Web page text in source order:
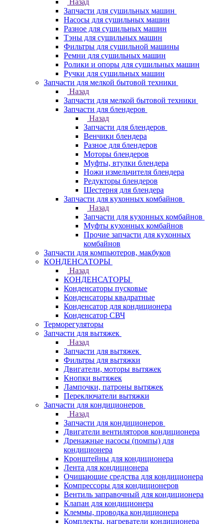
Назад
Запчасти для сушильных машин
Насосы для сушильных машин
Разное для сушильных машин
Тэны для сушильных машин
Фильтры для сушильной машины
Ремни для сушильных машин
Ролики и опоры для сушильных машин
Ручки для сушильных машин
Запчасти для мелкой бытовой техники
Назад
Запчасти для мелкой бытовой техники
Запчасти для блендеров
Назад
Запчасти для блендеров
Венчики блендера
Разное для блендеров
Моторы блендеров
Муфты, втулки блендера
Ножи измельчителя блендера
Редукторы блендеров
Шестерня для блендера
Запчасти для кухонных комбайнов
Назад
Запчасти для кухонных комбайнов
Муфты кухонных комбайнов
Прочие запчасти для кухонных
комбайнов
Запчасти для компьютеров, макбуков
КОНДЕНСАТОРЫ
Назад
КОНДЕНСАТОРЫ
Конденсаторы пусковые
Конденсаторы квадратные
Конденсатор для кондиционера
Конденсатор СВЧ
Терморегуляторы
Запчасти для вытяжек
Назад
Запчасти для вытяжек
Фильтры для вытяжки
Двигатели, моторы вытяжек
Кнопки вытяжек
Лампочки, патроны вытяжек
Переключатели вытяжки
Запчасти для кондиционеров
Назад
Запчасти для кондиционеров
Двигатели вентиляторов кондиционера
Дренажные насосы (помпы) для
кондиционера
Кронштейны для кондиционера
Лента для кондиционера
Очищающие средства для кондиционера
Компрессоры для кондиционеров
Вентиль заправочный для кондиционера
Клапан для кондиционера
Клеммы, проводка кондиционера
Комплекты, нагреватели кондиционера